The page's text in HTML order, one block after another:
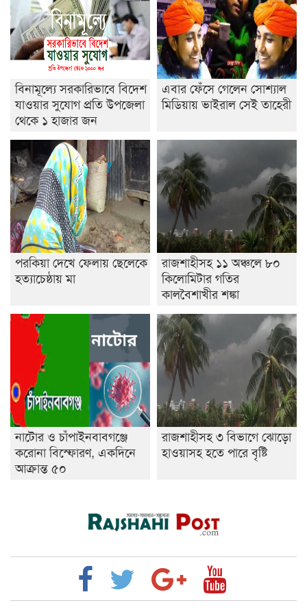
শেষ সময়ে ভোট কারচুরি অভিযোগ আবিদের
বিনামূল্যে সরকারিভাবে বিদেশ
যাওয়ার সুযোগ প্রতি উপজেলা
থেকে ১ হাজার জন
এবার ফেঁসে গেলেন সোশ্যাল
মিডিয়ায় ভাইরাল সেই তাহেরী
পরকিয়া দেখে ফেলায় ছেলেকে
হত্যাচেষ্ঠায় মা
রাজশাহীসহ ১১ অঞ্চলে ৮০
কিলোমিটার গতির
কালবৈশাখীর শঙ্কা
নাটোর ও চাঁপাইনবাবগঞ্জে
করোনা বিস্ফোরণ, একদিনে
আক্রান্ত ৫০
রাজশাহীসহ ৩ বিভাগে ঝোড়ো
হাওয়াসহ হতে পারে বৃষ্টি